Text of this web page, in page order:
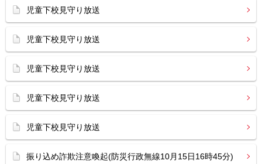
児童下校見守り放送
児童下校見守り放送
児童下校見守り放送
児童下校見守り放送
児童下校見守り放送
振り込め詐欺注意喚起(防災行政無線10月15日16時45分)